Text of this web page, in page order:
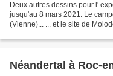
Deux autres dessins pour l'
jusqu'au 8 mars 2021. Le
(Vienne)... ... et le site de
Néandertal à Roc-